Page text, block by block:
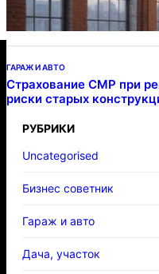
ГАРАЖ И АВТО
Страхование СМР при
риски старых
РУБРИКИ
Uncategorised
Бизнес советник
Гараж и авто
Дача, участок